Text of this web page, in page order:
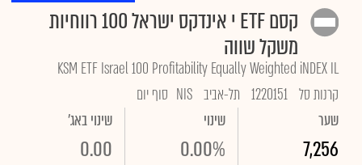
קסם ETF י אינדקס ישראל 100 רווחיות
משקל שווה
KSM ETF Israel 100 Profitability Equally Weighted iNDEX IL
קרנות סל 1220151 תל-אביב NIS סוף יום
שער
7,256
שינוי
0.00%
שינוי באג'
0.00